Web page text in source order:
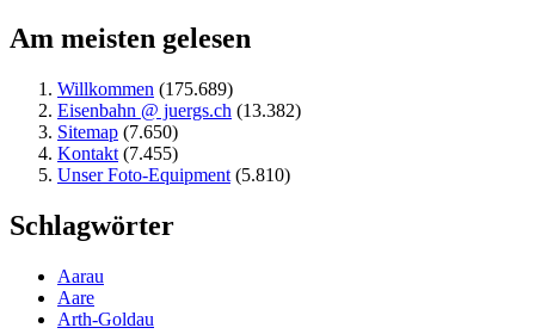
Am meisten gelesen
Willkommen (175.689)
Eisenbahn @ juergs.ch (13.382)
Sitemap (7.650)
Kontakt (7.455)
Unser Foto-Equipment (5.810)
Schlagwörter
Aarau
Aare
Arth-Goldau